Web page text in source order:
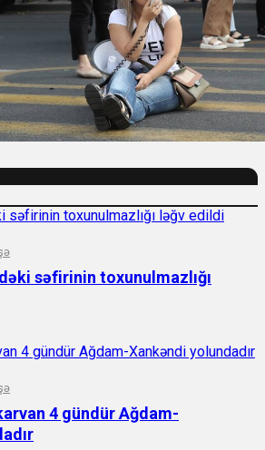
səfirinin toxunulmazlığı
4 gündür Ağdam-